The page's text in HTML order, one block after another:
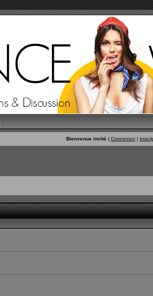
Bienvenue invité( Connexion |